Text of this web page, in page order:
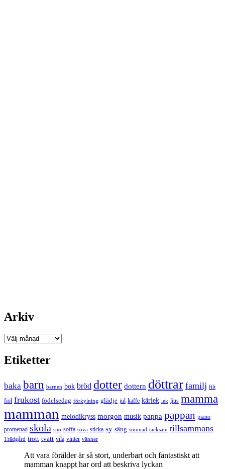
Arkiv
Arkiv
Etiketter
baka barn barnen bok bröd dotter dottern döttrar familj filt
fiol frukost födelsedag förkylning glädje jul kaffe kärlek lek ljus mamma
mamman melodikryss morgon musik pappa pappan piano
promenad skola snö soffa sova sticka sy säng sömnad tacksam tillsammans
Trädgård trött tvätt vila vinter vänner
Att vara förälder är så stort, underbart och fantastiskt att
mamman knappt har ord att beskriva lyckan